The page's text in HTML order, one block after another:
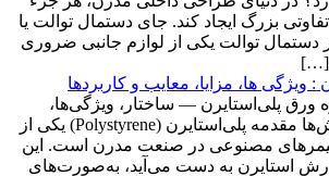
بزرگ ایجاد کند. جای دستمال توالت یا
دستمال توالت یکی از لوازم جانبی ضروری
[…]
: ویژگی ها، مزایا، معایب و کاربردها
ورق پلی‌استایرن — ساختار، ویژگی‌ها،
کاربردها و چالش‌ها مقدمه پلی‌استایرن (Polystyrene) یکی از
پلیمرهای مصنوعی در صنعت مدرن است. این
استایرن به دست می‌آید، به‌صورت‌های